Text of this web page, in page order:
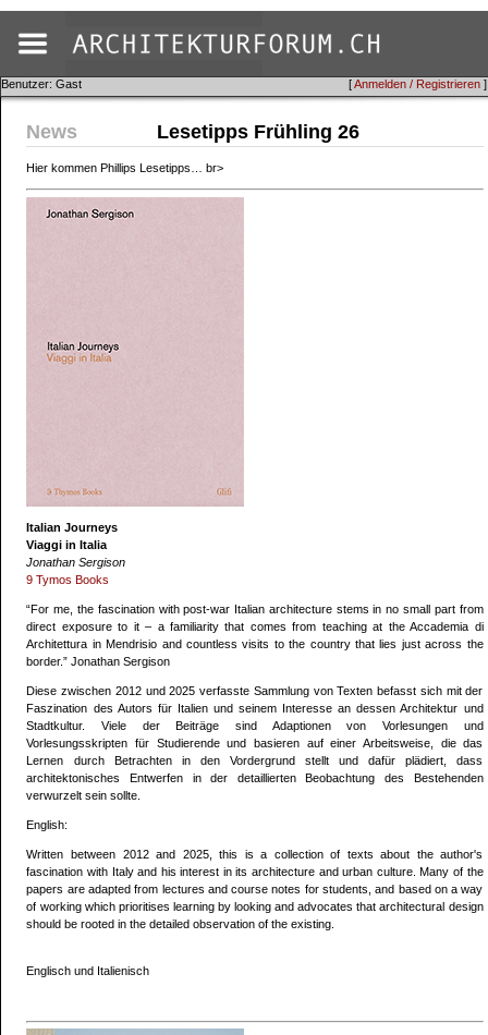
[Anmelden / Registrieren ]
Benutzer: Gast
News Lesetipps Frühling 26
Hier kommen Phillips Lesetipps… br>
Italian Journeys
Viaggi in Italia
Jonathan Sergison
9 Tymos Books
“For me, the fascination with post-war Italian architecture stems in no small part from
direct exposure to it – a familiarity that comes from teaching at the Accademia di
Architettura in Mendrisio and countless visits to the country that lies just across the
border.” Jonathan Sergison
Diese zwischen 2012 und 2025 verfasste Sammlung von Texten befasst sich mit der
Faszination des Autors für Italien und seinem Interesse an dessen Architektur und
Stadtkultur. Viele der Beiträge sind Adaptionen von Vorlesungen und
Vorlesungsskripten für Studierende und basieren auf einer Arbeitsweise, die das
Lernen durch Betrachten in den Vordergrund stellt und dafür plädiert, dass
architektonisches Entwerfen in der detaillierten Beobachtung des Bestehenden
verwurzelt sein sollte.
English:
Written between 2012 and 2025, this is a collection of texts about the author's
fascination with Italy and his interest in its architecture and urban culture. Many of the
papers are adapted from lectures and course notes for students, and based on a way
of working which prioritises learning by looking and advocates that architectural design
should be rooted in the detailed observation of the existing.
Englisch und Italienisch